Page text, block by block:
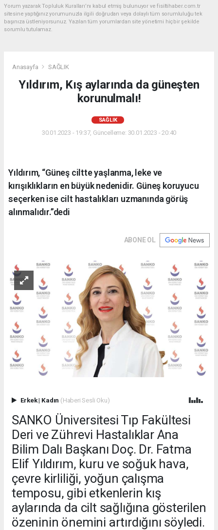
Yorum yazarak Topluluk Kuralları’nı kabul etmiş bulunuyor ve fisiltihaber.com.tr
sitesine yaptığınız yorumunuzla ilgili doğrudan veya dolaylı tüm sorumluluğu tek
başınıza üstleniyorsunuz. Yazılan tüm yorumlardan site yönetimi hiçbir şekilde
sorumlu tutulamaz.
Anasayfa SAĞLIK
Yıldırım, Kış aylarında da güneşten
korunulmalı!
SAĞLIK
30.01.2023 - 19:37, Güncelleme: 30.01.2023 - 20:40
Yıldırım, “Güneş ciltte yaşlanma, leke ve
kırışıklıkların en büyük nedenidir. Güneş koruyucu
seçerken ise cilt hastalıkları uzmanında görüş
alınmalıdır.”dedi
ABONE OL
Erkek| Kadın (Haberi Sesli Oku)
SANKO Üniversitesi Tıp Fakültesi
Deri ve Zührevi Hastalıklar Ana
Bilim Dalı Başkanı Doç. Dr. Fatma
Elif Yıldırım, kuru ve soğuk hava,
çevre kirliliği, yoğun çalışma
temposu, gibi etkenlerin kış
aylarında da cilt sağlığına gösterilen
özeninin önemini artırdığını söyledi.